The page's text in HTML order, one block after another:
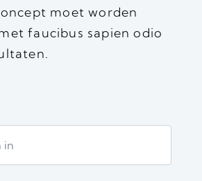
moet worden
faucibus sapien odio